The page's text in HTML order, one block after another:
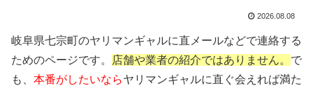
2026.08.08
岐阜県七宗町のヤリマンギャルに直メールなどで連絡する
ためのページです。
店舗や業者の紹介ではありません。 で
も、 本番がしたいならヤリマンギャルに直ぐ会えれば満た